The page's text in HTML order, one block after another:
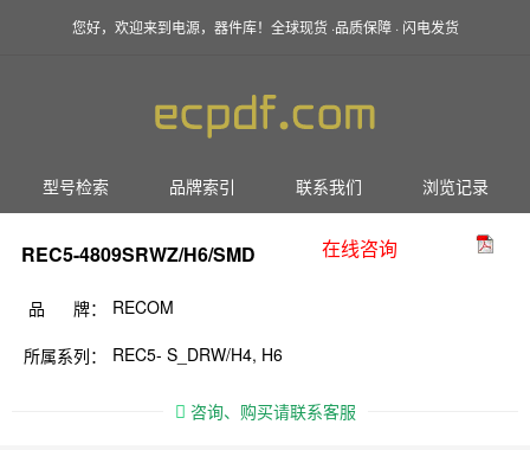
您好，欢迎来到电源，器件库！全球现货 ·品质保障 · 闪电发货
型号检索 品牌索引 联系我们 浏览记录
REC5-4809SRWZ/H6/SMD 在线咨询
品 牌： RECOM
所属系列： REC5- S_DRW/H4, H6
咨询、购买请联系客服